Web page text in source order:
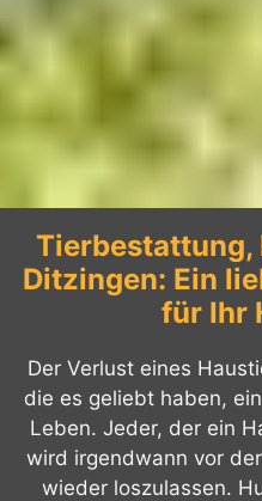
Tierbestattung,
Ditzingen: Ein
für Ihr
Der Verlust eines
die es geliebt haben,
Leben. Jeder, der ein
wird irgendwann vor
wieder loszulassen.